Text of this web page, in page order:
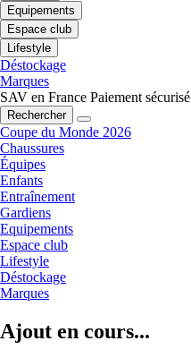
Equipements
Espace club
Lifestyle
Déstockage
Marques
SAV en France Paiement sécurisé
Rechercher
Coupe du Monde 2026
Chaussures
Équipes
Enfants
Entraînement
Gardiens
Equipements
Espace club
Lifestyle
Déstockage
Marques
Ajout en cours...